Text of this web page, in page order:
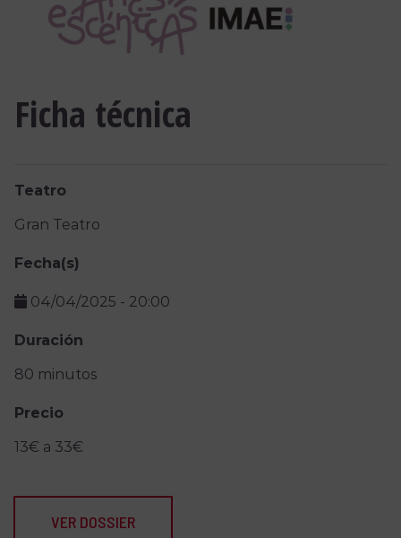
Ficha técnica
Teatro
Gran Teatro
Fecha(s)
04/04/2025 - 20:00
Duración
80 minutos
Precio
13€ a 33€
VER DOSSIER